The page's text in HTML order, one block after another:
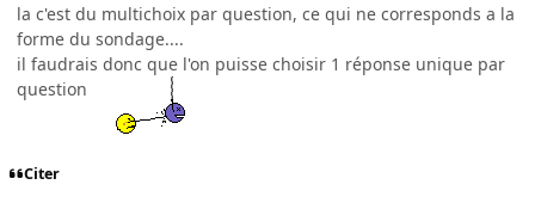
la c'est du multichoix par question, ce qui ne corresponds a la
forme du sondage....
il faudrais donc que l'on puisse choisir 1 réponse unique par
question
Citer